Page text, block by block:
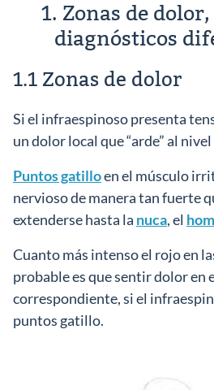
1. Zonas de
diagnósticos
1.1 Zonas de dolor
Si el infraespinoso presenta
un dolor local que “arde” al
Puntos gatilloen el músculo
nervioso de manera tan fuerte
extenderse hasta la nuca, el
Cuanto más intenso el rojo en
probable es que sentir dolor en
correspondiente, si el
puntos gatillo.